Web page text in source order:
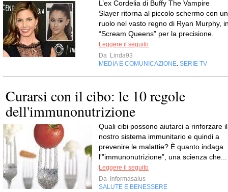
L’ex Cordelia di Buffy The Vampire
Slayer ritorna al piccolo schermo con un
ruolo nel vasto regno di Ryan Murphy,
“Scream Queens” per la precisione.
Leggere il seguito
Da Linda93
MEDIA E COMUNICAZIONE SERIE TV
Curarsi con il cibo: le 10 regole
dell'immunonutrizione
Quali cibi possono aiutarci a rinforzare il
nostro sistema immunitario e quindi a
prevenire le malattie? È quanto indaga
l'”immunonutrizione”, una scienza che...
Leggere il seguito
Da
Informasalus
SALUTE E BENESSERE